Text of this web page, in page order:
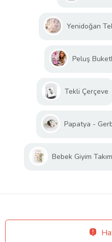
Yenidoğan
Peluş
Tekli Çerçeve
Papatya -
Bebek Giyim Takım